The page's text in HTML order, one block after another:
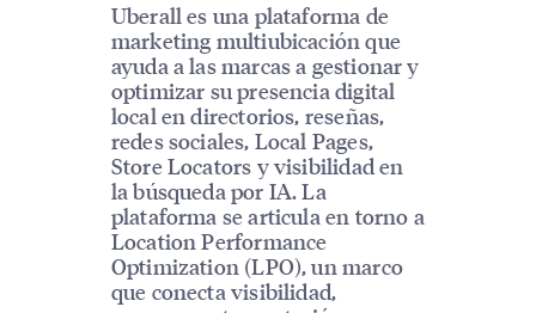
Uberall es una plataforma de
marketing multiubicación que
ayuda a las marcas a gestionar y
optimizar su presencia digital
local en directorios, reseñas,
redes sociales, Local Pages,
Store Locators y visibilidad en
la búsqueda por IA. La
plataforma se articula en torno a
Location Performance
Optimization (LPO), un marco
que conecta visibilidad,